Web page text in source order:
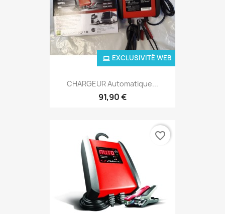
CHARGEUR Automatique...
91,90 €
EXCLUSIVITÉ WEB
favorite_border